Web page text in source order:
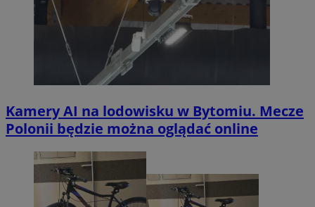
Kamery AI na lodowisku w Bytomiu. Mecze
Polonii będzie można oglądać online